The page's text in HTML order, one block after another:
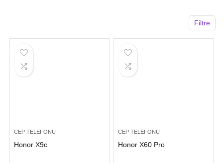
Filtre
CEP TELEFONU
Honor X9c
CEP TELEFONU
Honor X60 Pro